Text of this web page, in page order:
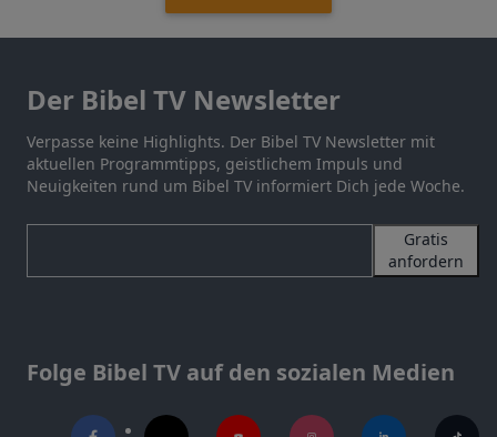
Der Bibel TV Newsletter
Verpasse keine Highlights. Der Bibel TV Newsletter mit
aktuellen Programmtipps, geistlichem Impuls und
Neuigkeiten rund um Bibel TV informiert Dich jede Woche.
Gratis
anfordern
Folge Bibel TV auf den sozialen Medien